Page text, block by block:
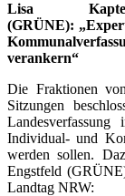
Lisa
(GRÜNE):
verankern“
Die Fraktionen
Sitzungen
Individual- und
werden sollen.
Engstfeld
Landtag NRW: